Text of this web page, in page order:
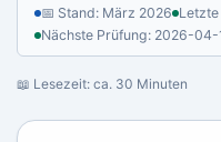
📅 Stand: März 2026
Nächste Prüfung: 2026-04-
📖 Lesezeit: ca. 30 Minuten